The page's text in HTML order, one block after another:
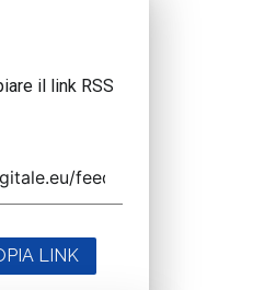
il link RSS
LINK